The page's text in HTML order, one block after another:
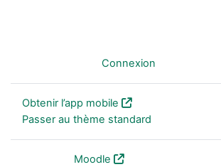
Connexion
Obtenir l’app mobile
Passer au thème standard
Moodle